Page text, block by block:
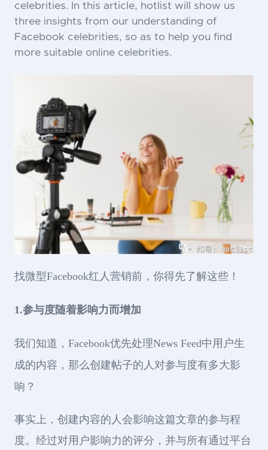
celebrities. In this article, hotlist will show us
three insights from our understanding of
Facebook celebrities, so as to help you find
more suitable online celebrities.
找微型Facebook红人营销前，你得先了解这些！
1.参与度随着影响力而增加
我们知道，Facebook优先处理News Feed中用户生
成的内容，那么创建帖子的人对参与度有多大影
响？
事实上，创建内容的人会影响这篇文章的参与程
度。经过对用户影响力的评分，并与所有通过平台